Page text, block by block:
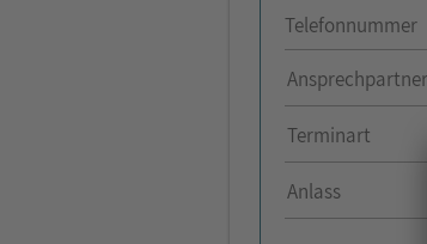
Telefonnummer
Terminart
Anlass